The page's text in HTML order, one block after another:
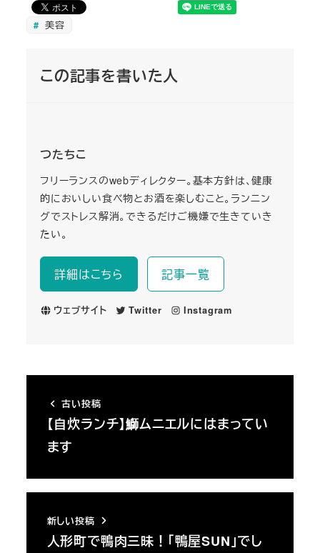
美容
この記事を書いた人
つたちこ
フリーランスのwebディレクター。基本方針は、健康
的においしい食べ物とお酒を楽しむこと。ランニン
グでストレス解消。できるだけご機嫌で生きていき
たい。
詳細はこちら 記事一覧
ウェブサイト Twitter Instagram
古い投稿
【自炊ランチ】鰤ムニエルにはまってい
ます
新しい投稿
人形町で鴨肉三昧！「鴨屋SUN」でし